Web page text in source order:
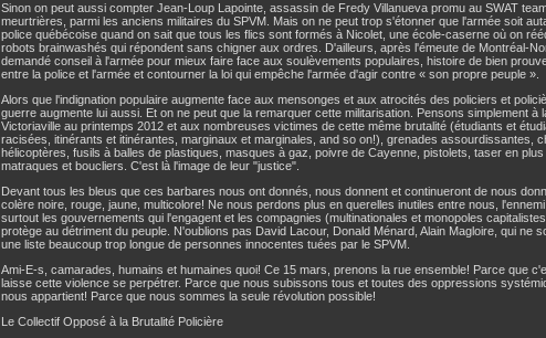
Sinon on peut aussi compter Jean-Loup Lapointe, assassin de Fredy Villanueva promu au SWAT
meurtrières, parmi les anciens militaires du SPVM. Mais on ne peut trop s'étonner que l'armée soit
police québécoise quand on sait que tous les flics sont formés à Nicolet, une école-caserne où on
robots brainwashés qui répondent sans chigner aux ordres. D'ailleurs, après l'émeute de Montréal-
demandé conseil à l'armée pour mieux faire face aux soulèvements populaires, histoire de bien
entre la police et l'armée et contourner la loi qui empêche l'armée d'agir contre « son propre peuple ».
Alors que l'indignation populaire augmente face aux mensonges et aux atrocités des policiers et
guerre augmente lui aussi. Et on ne peut que la remarquer cette militarisation. Pensons simplement à
Victoriaville au printemps 2012 et aux nombreuses victimes de cette même brutalité (étudiants et
racisées, itinérants et itinérantes, marginaux et marginales, and so on!), grenades assourdissantes,
hélicoptères, fusils à balles de plastiques, masques à gaz, poivre de Cayenne, pistolets, taser en plus
matraques et boucliers. C'est là l'image de leur "justice".
Devant tous les bleus que ces barbares nous ont donnés, nous donnent et continueront de nous
colère noire, rouge, jaune, multicolore! Ne nous perdons plus en querelles inutiles entre nous,
surtout les gouvernements qui l'engagent et les compagnies (multinationales et monopoles
protège au détriment du peuple. N'oublions pas David Lacour, Donald Ménard, Alain Magloire, qui ne
une liste beaucoup trop longue de personnes innocentes tuées par le SPVM.
Ami-E-s, camarades, humains et humaines quoi! Ce 15 mars, prenons la rue ensemble! Parce que
laisse cette violence se perpétrer. Parce que nous subissons tous et toutes des oppressions
nous appartient! Parce que nous sommes la seule révolution possible!
Le Collectif Opposé à la Brutalité Policière